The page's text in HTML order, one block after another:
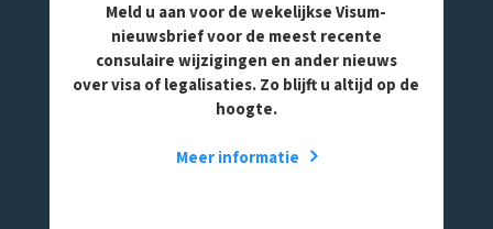
Meld u aan voor de wekelijkse Visum-
nieuwsbrief voor de meest recente
consulaire wijzigingen en ander nieuws
over visa of legalisaties. Zo blijft u altijd op de
hoogte.
Meer informatie